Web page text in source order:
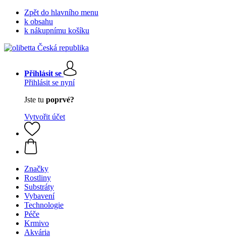
Zpět do hlavního menu
k obsahu
k nákupnímu košíku
Přihlásit se
Přihlásit se nyní
Jste tu poprvé?
Vytvořit účet
Značky
Rostliny
Substráty
Vybavení
Technologie
Péče
Krmivo
Akvária